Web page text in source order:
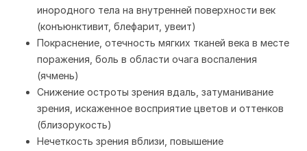
инородного тела на внутренней поверхности век
(конъюнктивит, блефарит, увеит)
Покраснение, отечность мягких тканей века в месте
поражения, боль в области очага воспаления
(ячмень)
Снижение остроты зрения вдаль, затуманивание
зрения, искаженное восприятие цветов и оттенков
(близорукость)
Нечеткость зрения вблизи, повышение